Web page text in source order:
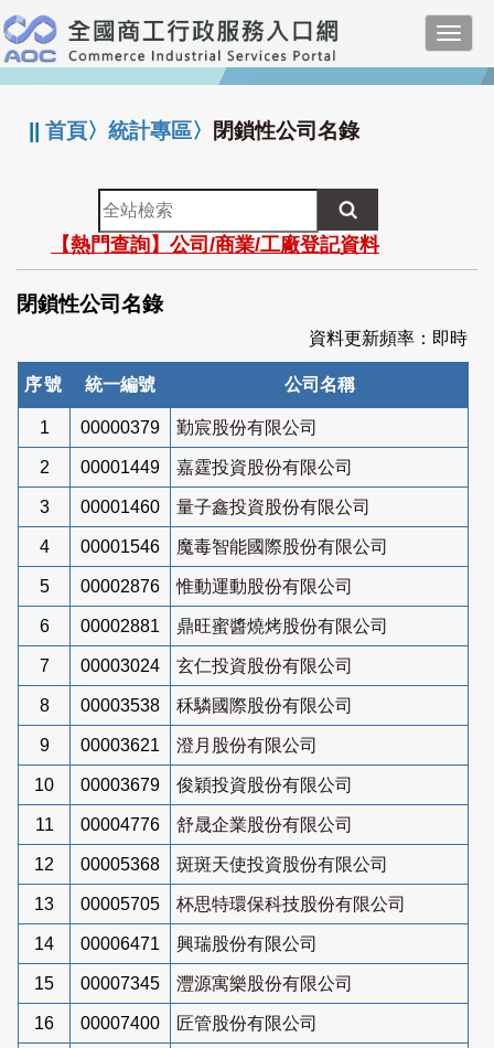
跳
到
主
要
:::
||首頁〉統計專區〉 閉鎖性公司名錄
全
站
檢
索
【熱門查詢】公司/商業/工廠登記資料
閉鎖性公司名錄
資料更新頻率：即時
序號 統一編號 公司名稱
1 00000379 勤宸股份有限公司
2 00001449 嘉霆投資股份有限公司
3 00001460 量子鑫投資股份有限公司
4 00001546 魔毒智能國際股份有限公司
5 00002876 惟動運動股份有限公司
6 00002881 鼎旺蜜醬燒烤股份有限公司
7 00003024 玄仁投資股份有限公司
8 00003538 秝驎國際股份有限公司
9 00003621 澄月股份有限公司
10 00003679 俊穎投資股份有限公司
11 00004776 舒晟企業股份有限公司
12 00005368 斑斑天使投資股份有限公司
13 00005705 杯思特環保科技股份有限公司
14 00006471 興瑞股份有限公司
15 00007345 灃源寓樂股份有限公司
16 00007400 匠管股份有限公司